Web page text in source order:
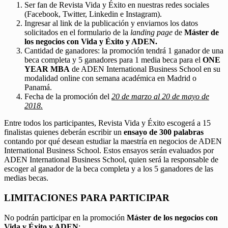
Ser fan de Revista Vida y Éxito en nuestras redes sociales
(Facebook, Twitter, Linkedin e Instagram).
Ingresar al link de la publicación y enviarnos los datos
solicitados en el formulario de la landing page de Máster de
los negocios con Vida y Éxito y ADEN.
Cantidad de ganadores: la promoción tendrá 1 ganador de una
beca completa y 5 ganadores para 1 media beca para el ONE
YEAR MBA de ADEN International Business School en su
modalidad online con semana académica en Madrid o
Panamá.
Fecha de la promoción del 20 de marzo al 20 de mayo de
2018.
Entre todos los participantes, Revista Vida y Éxito escogerá a 15
finalistas quienes deberán escribir un ensayo de 300 palabras
contando por qué desean estudiar la maestría en negocios de ADEN
International Business School. Estos ensayos serán evaluados por
ADEN International Business School, quien será la responsable de
escoger al ganador de la beca completa y a los 5 ganadores de las
medias becas.
LIMITACIONES PARA PARTICIPAR
No podrán participar en la promoción Máster de los negocios con